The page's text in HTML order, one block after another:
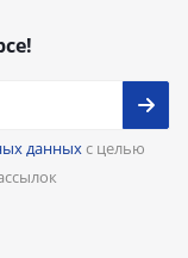
данныхс целью